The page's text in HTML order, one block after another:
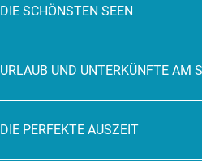
DIE SCHÖNSTEN SEEN
URLAUB UND UNTERKÜNFTE AM
DIE PERFEKTE AUSZEIT